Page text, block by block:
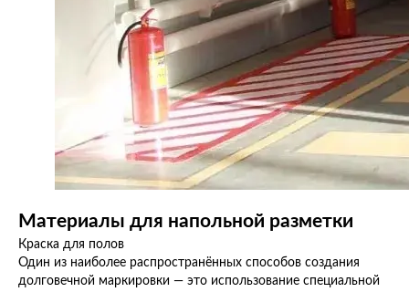
Материалы для напольной разметки
Краска для полов
Один из наиболее распространённых способов создания
долговечной маркировки — это использование специальной